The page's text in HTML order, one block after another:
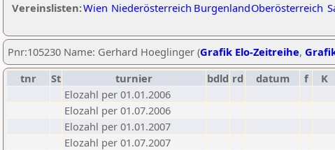
Vereinslisten:Wien Niederösterreich BurgenlandOberösterreich
Pnr:105230 Name: Gerhard Hoeglinger (Grafik Elo-Zeitreihe,
tnr
St turnier bdld rd datum f K
Elozahl per 01.01.2006
Elozahl per 01.07.2006
Elozahl per 01.01.2007
Elozahl per 01.07.2007